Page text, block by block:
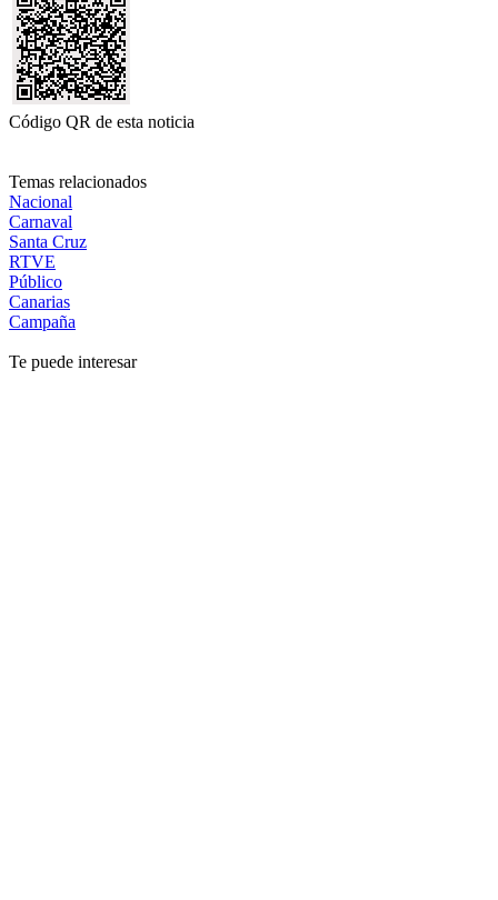
Código QR de esta noticia
Temas relacionados
Nacional
Carnaval
Santa Cruz
RTVE
Público
Canarias
Campaña
Te puede interesar